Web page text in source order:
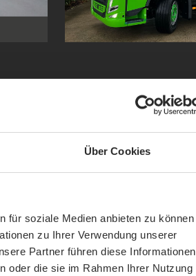
Über Cookies
für soziale Medien anbieten zu können
zu Ihrer Verwendung unserer
Partner führen diese Informationen
oder die sie im Rahmen Ihrer Nutzung